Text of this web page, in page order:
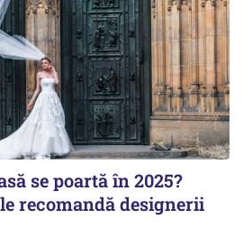
se poartă în 2025?
recomandă designerii